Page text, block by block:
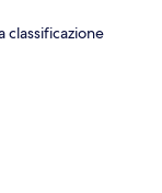
classificazione